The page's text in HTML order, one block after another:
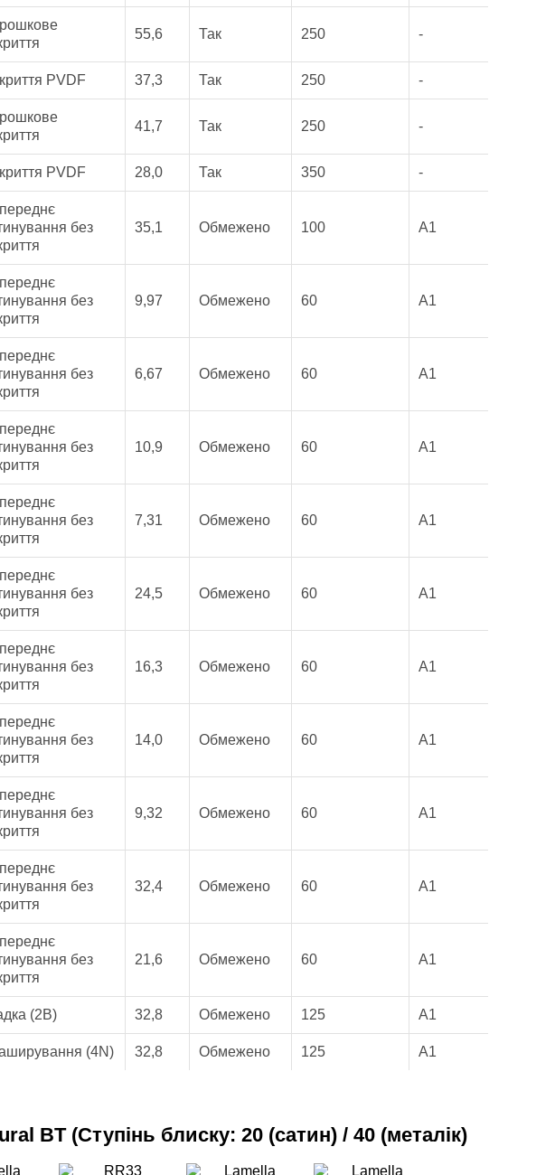
55,6 Так 250 -
PVDF 37,3 Так 250 -
41,7 Так 250 -
PVDF 28,0 Так 350 -
без
35,1 Обмежено 100 A1
без
9,97 Обмежено 60 A1
без
6,67 Обмежено 60 A1
без
10,9 Обмежено 60 A1
без
7,31 Обмежено 60 A1
без
24,5 Обмежено 60 A1
без
16,3 Обмежено 60 A1
без
14,0 Обмежено 60 A1
без
9,32 Обмежено 60 A1
без
32,4 Обмежено 60 A1
без
21,6 Обмежено 60 A1
(2B) 32,8 Обмежено 125 A1
(4N) 32,8 Обмежено 125 A1
BT (Ступінь блиску: 20 (сатин) / 40 (металік)